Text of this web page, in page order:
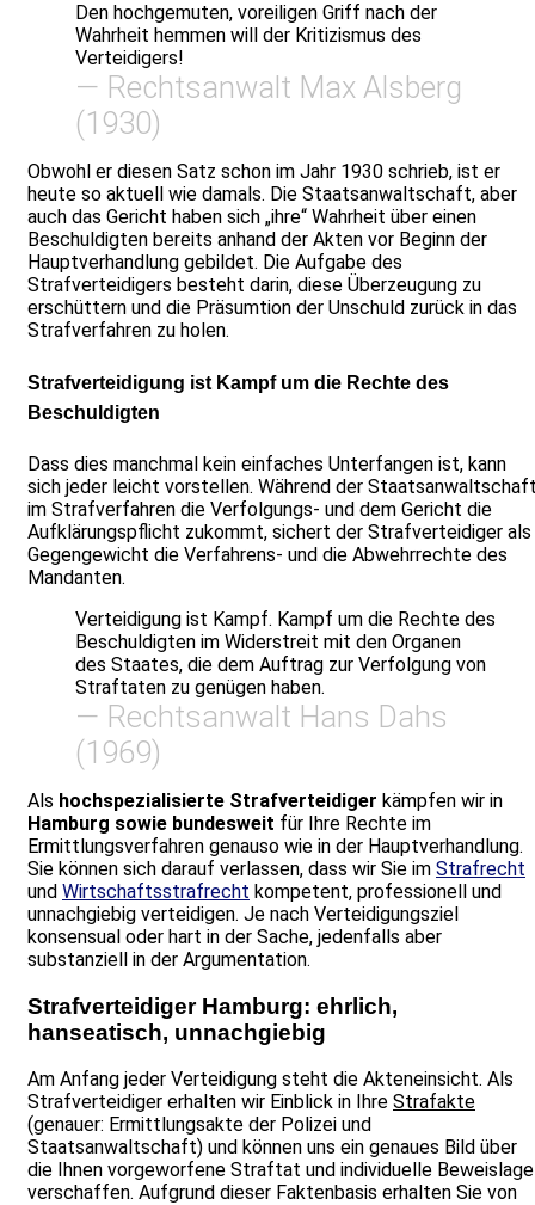
Den hochgemuten, voreiligen Griff nach der
Wahrheit hemmen will der Kritizismus des
Verteidigers!
— Rechtsanwalt Max Alsberg
(1930)
Obwohl er diesen Satz schon im Jahr 1930 schrieb, ist er
heute so aktuell wie damals. Die Staatsanwaltschaft, aber
auch das Gericht haben sich „ihre“ Wahrheit über einen
Beschuldigten bereits anhand der Akten vor Beginn der
Hauptverhandlung gebildet. Die Aufgabe des
Strafverteidigers besteht darin, diese Überzeugung zu
erschüttern und die Präsumtion der Unschuld zurück in das
Strafverfahren zu holen.
Strafverteidigung ist Kampf um die Rechte des
Beschuldigten
Dass dies manchmal kein einfaches Unterfangen ist, kann
sich jeder leicht vorstellen. Während der
im Strafverfahren die Verfolgungs- und dem Gericht die
Aufklärungspflicht zukommt, sichert der Strafverteidiger als
Gegengewicht die Verfahrens- und die Abwehrrechte des
Mandanten.
Verteidigung ist Kampf. Kampf um die Rechte des
Beschuldigten im Widerstreit mit den Organen
des Staates, die dem Auftrag zur Verfolgung von
Straftaten zu genügen haben.
— Rechtsanwalt Hans Dahs
(1969)
Als hochspezialisierte Strafverteidiger kämpfen wir in
Hamburg sowie bundesweit für Ihre Rechte im
Ermittlungsverfahren genauso wie in der Hauptverhandlung.
Sie können sich darauf verlassen, dass wir Sie im Strafrecht
und Wirtschaftsstrafrecht kompetent, professionell und
unnachgiebig verteidigen. Je nach Verteidigungsziel
konsensual oder hart in der Sache, jedenfalls aber
substanziell in der Argumentation.
Strafverteidiger Hamburg: ehrlich,
hanseatisch, unnachgiebig
Am Anfang jeder Verteidigung steht die Akteneinsicht. Als
Strafverteidiger erhalten wir Einblick in Ihre Strafakte
(genauer: Ermittlungsakte der Polizei und
Staatsanwaltschaft) und können uns ein genaues Bild über
die Ihnen vorgeworfene Straftat und individuelle Beweislage
verschaffen. Aufgrund dieser Faktenbasis erhalten Sie von